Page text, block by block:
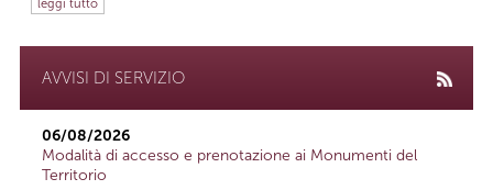
AVVISI DI SERVIZIO
06/08/2026
Modalità di accesso e prenotazione ai Monumenti del
Territorio